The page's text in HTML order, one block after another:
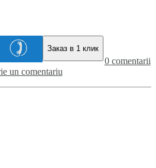
Заказ в 1 клик
0 comentarii
un comentariu